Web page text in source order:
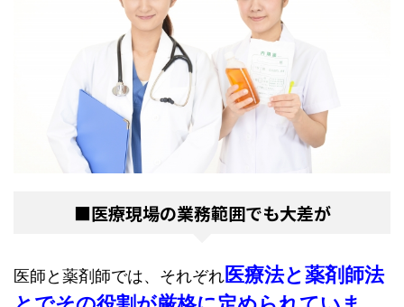
■医療現場の業務範囲でも大差が
医師と薬剤師では、それぞれ医療法と薬剤師法